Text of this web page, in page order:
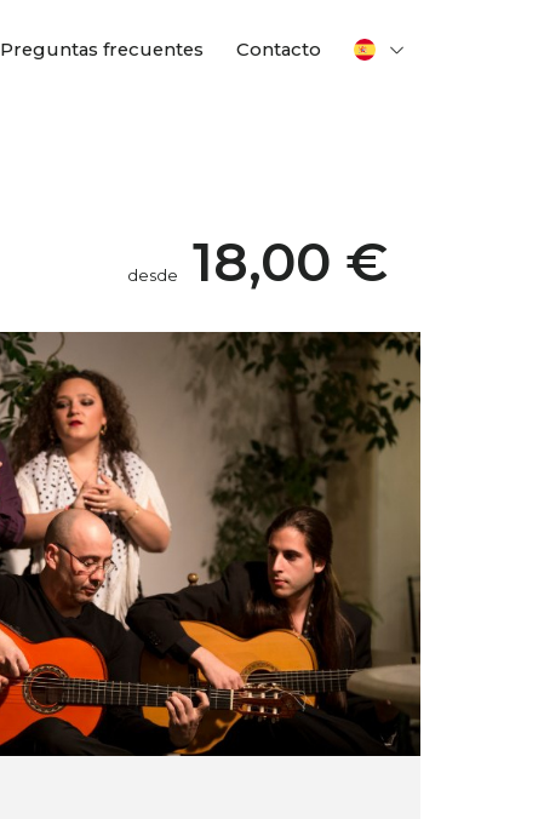
Preguntas frecuentes Contacto
desde 18,00 €